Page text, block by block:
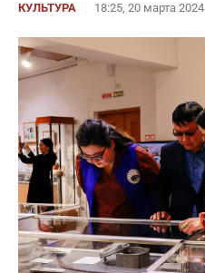
КУЛЬТУРА 18:25, 20 марта 2024